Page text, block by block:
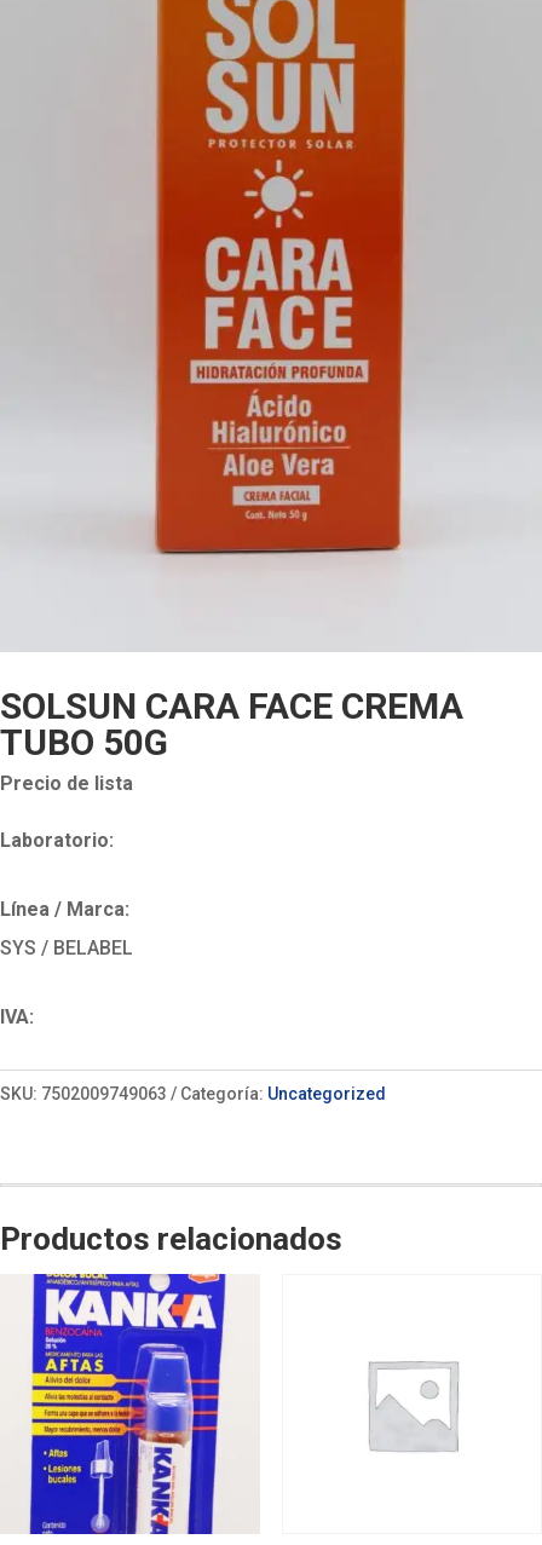
SOLSUN CARA FACE CREMA
TUBO 50G
Precio de lista
Laboratorio:
Línea / Marca:
SYS / BELABEL
IVA:
SKU: 7502009749063 Categoría: Uncategorized
Productos relacionados